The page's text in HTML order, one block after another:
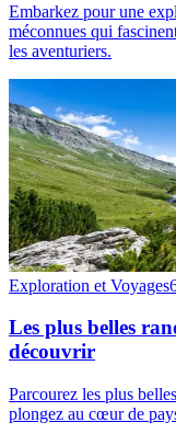
Embarkez pour une
méconnues qui
les aventuriers.
Exploration et Voyages
Les plus belles
découvrir
Parcourez les plus
plongez au cœur de